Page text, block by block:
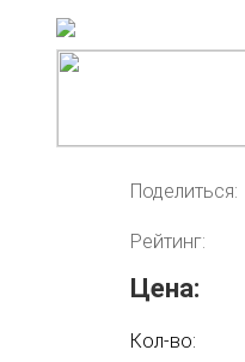
Поделиться:
Рейтинг:
Цена:
Кол-во: